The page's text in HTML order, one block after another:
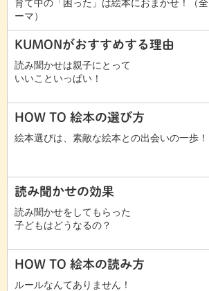
育て中の「困った」は絵本におまかせ！（
ーマ）
KUMONがおすすめする理由
読み聞かせは親子にとって
いいこといっぱい！
HOW TO 絵本の選び方
絵本選びは、素敵な絵本との出会いの一歩！
読み聞かせの効果
読み聞かせをしてもらった
子どもはどうなるの？
HOW TO 絵本の読み方
ルールなんてありません！